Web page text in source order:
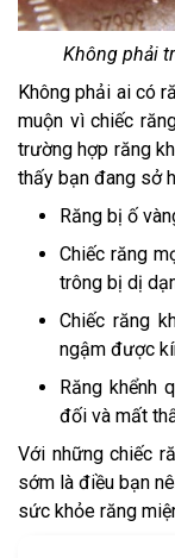
Không phải
Không phải ai có
muộn vì chiếc
trường hợp răng
thấy bạn đang sở
Răng bị ố
Chiếc răng
trông bị dị
Chiếc răng
ngậm được
Răng khểnh
đối và mất
Với những chiếc
sớm là điều bạn
sức khỏe răng